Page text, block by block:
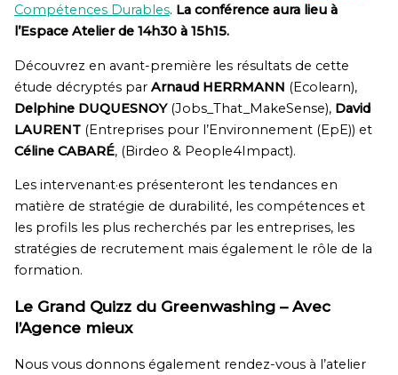
Compétences Durables. La conférence aura lieu à
l’Espace Atelier de 14h30 à 15h15.
Découvrez en avant-première les résultats de cette
étude décryptés par Arnaud HERRMANN (Ecolearn),
Delphine DUQUESNOY (Jobs_That_MakeSense), David
LAURENT (Entreprises pour l’Environnement (EpE)) et
Céline CABARÉ, (Birdeo & People4Impact).
Les intervenant·es présenteront les tendances en
matière de stratégie de durabilité, les compétences et
les profils les plus recherchés par les entreprises, les
stratégies de recrutement mais également le rôle de la
formation.
Le Grand Quizz du Greenwashing – Avec
l’Agence mieux
Nous vous donnons également rendez-vous à l’atelier